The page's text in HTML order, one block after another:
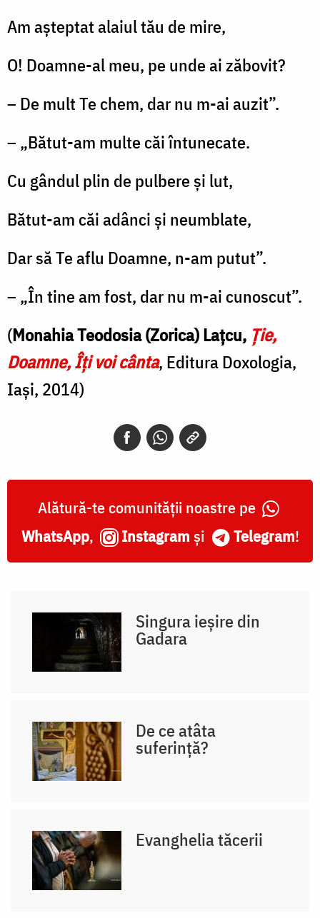
Am aşteptat alaiul tău de mire,
O! Doamne-al meu, pe unde ai zăbovit?
– De mult Te chem, dar nu m-ai auzit”.
– „Bătut-am multe căi întunecate.
Cu gândul plin de pulbere şi lut,
Bătut-am căi adânci şi neumblate,
Dar să Te aflu Doamne, n-am putut”.
– „În tine am fost, dar nu m-ai cunoscut”.
(Monahia Teodosia (Zorica) Lațcu, Ție,
Doamne, Îți voi cânta, Editura Doxologia,
Iași, 2014)
Alătură-te comunității noastre pe
WhatsApp, Instagram și Telegram!
Singura ieșire din
Gadara
De ce atâta
suferință?
Evanghelia tăcerii